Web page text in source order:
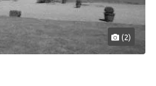
(2)